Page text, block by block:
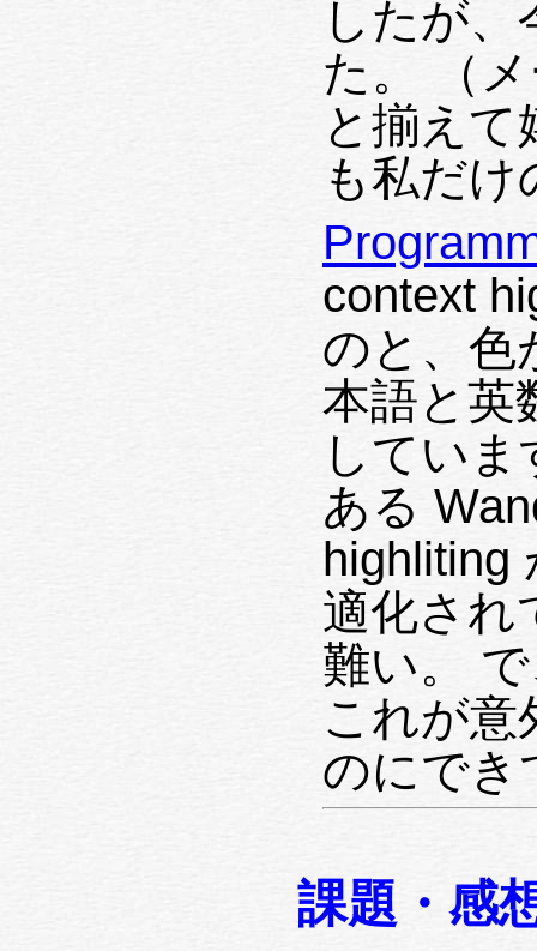
したが
た。 （
と揃え
も私だ
context
のと、色
本語と英
してい
ある
highliting
適化され
難い。
これが意
のにでき
課題・感